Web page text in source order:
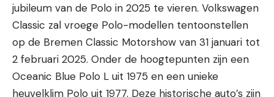
jubileum van de Polo in 2025 te vieren. Volkswagen
Classic zal vroege Polo-modellen tentoonstellen
op de Bremen Classic Motorshow van 31 januari tot
2 februari 2025. Onder de hoogtepunten zijn een
Oceanic Blue Polo L uit 1975 en een unieke
heuvelklim Polo uit 1977. Deze historische auto’s zijn